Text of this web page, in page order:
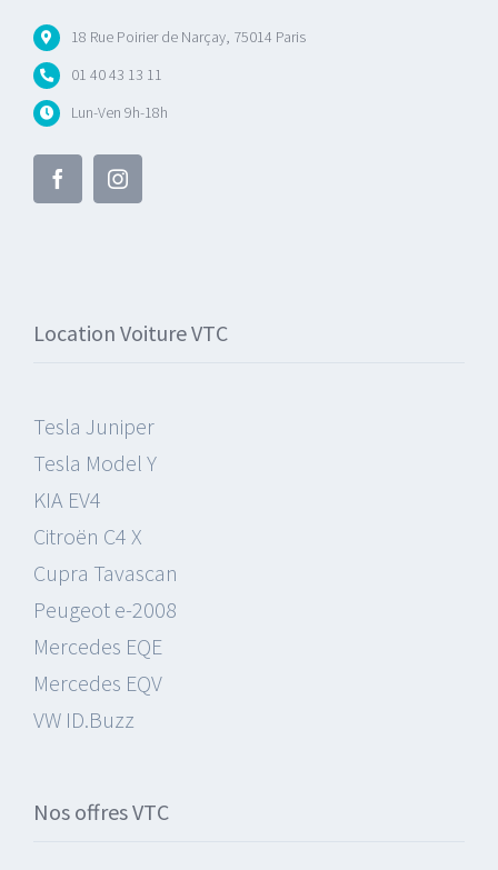
18 Rue Poirier de Narçay, 75014 Paris
01 40 43 13 11
Lun-Ven 9h-18h
Location Voiture VTC
Tesla Juniper
Tesla Model Y
KIA EV4
Citroën C4 X
Cupra Tavascan
Peugeot e-2008
Mercedes EQE
Mercedes EQV
VW ID.Buzz
Nos offres VTC